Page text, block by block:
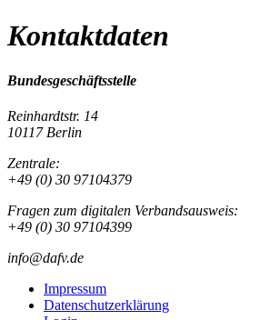
Kontaktdaten
Bundesgeschäftsstelle
Reinhardtstr. 14
10117 Berlin
Zentrale:
+49 (0) 30 97104379
Fragen zum digitalen Verbandsausweis:
+49 (0) 30 97104399
info@dafv.de
Impressum
Datenschutzerklärung